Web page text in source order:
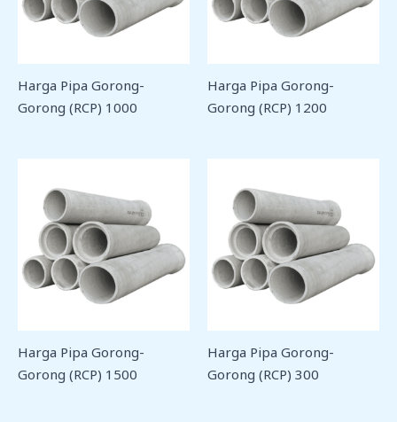
Harga Pipa Gorong-
Gorong (RCP) 1000
Harga Pipa Gorong-
Gorong (RCP) 1200
Harga Pipa Gorong-
Gorong (RCP) 1500
Harga Pipa Gorong-
Gorong (RCP) 300